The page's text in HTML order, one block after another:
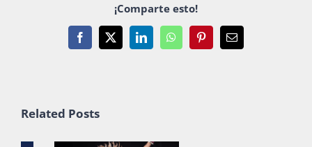
¡Comparte esto!
Facebook
X LinkedInWhatsAppPinterestEmail
Related Posts